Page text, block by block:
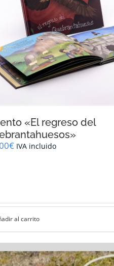
«El regreso del
€ IVA incluido
al carrito